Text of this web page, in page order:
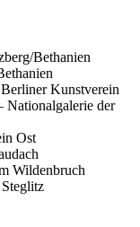
Bethanien
Kunstverein
Nationalgalerie der
Ost
Wildenbruch